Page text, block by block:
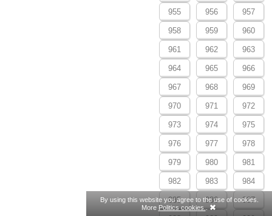
955 956 957
958 959 960
961 962 963
964 965 966
967 968 969
970 971 972
973 974 975
976 977 978
979 980 981
982 983 984
985 986 987
By using this website you agree to the use of cookies.
More Politics cookies..